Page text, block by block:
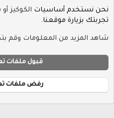
الرئيسية
S
®
نحن نستخدم أساسيات الكوكيز
تجربتك بزيارة موقعنا.
شاهد المزيد من المعلومات وقم
قبول ملفات
رفض ملفات